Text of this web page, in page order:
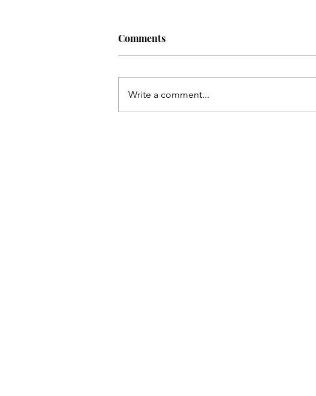
Comments
Write a comment...